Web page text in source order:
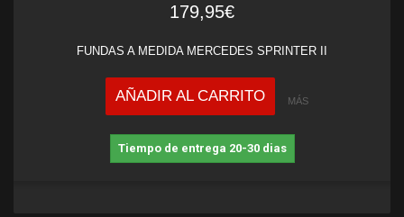
179,95€
FUNDAS A MEDIDA MERCEDES SPRINTER II
AÑADIR AL CARRITO MÁS
Tiempo de entrega 20-30 dias